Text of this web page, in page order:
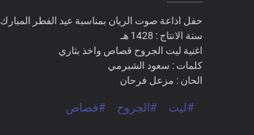
حفل اذاعة صوت الريان بمناسبة عيد الفطر المبارك
سنة الانتاج : 1428 هـ
اغنية ليت الجروح قصاص واخذ بثاري
كلمات : سعود الشبرمي
الحان : مزعل فرحان
#ليت #الجروح #قصاص